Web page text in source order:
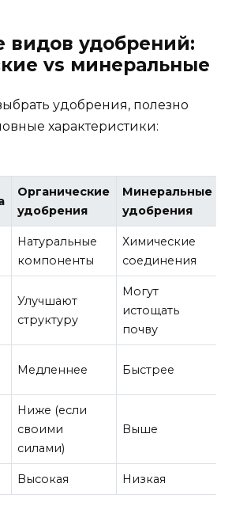
видов удобрений:
vs минеральные
удобрения, полезно
характеристики:
Органические
удобрения
Минеральные
удобрения
Натуральные
компоненты
Химические
соединения
Улучшают
структуру
Могут
истощать
почву
Медленнее Быстрее
Ниже (если
своими
силами)
Выше
Высокая Низкая